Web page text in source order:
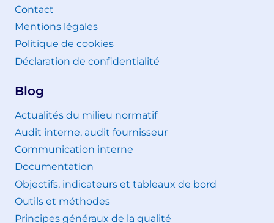
Contact
Mentions légales
Politique de cookies
Déclaration de confidentialité
Blog
Actualités du milieu normatif
Audit interne, audit fournisseur
Communication interne
Documentation
Objectifs, indicateurs et tableaux de bord
Outils et méthodes
Principes généraux de la qualité